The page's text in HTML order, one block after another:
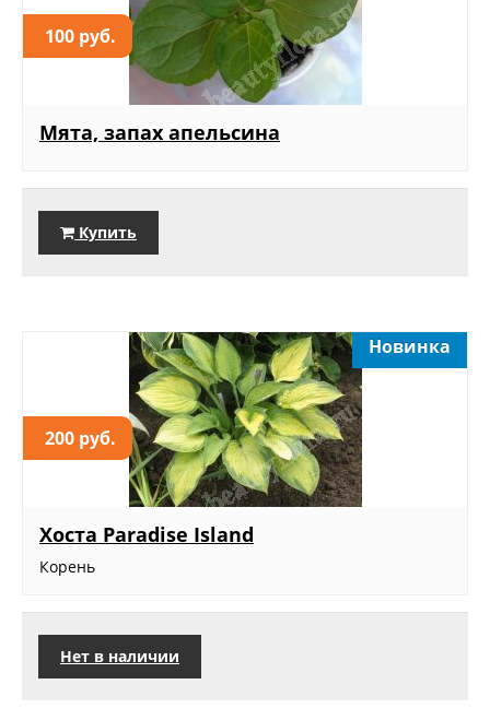
100 руб.
Мята, запах апельсина
Купить
200 руб.
Новинка
Хоста Paradise Island
Корень
Нет в наличии